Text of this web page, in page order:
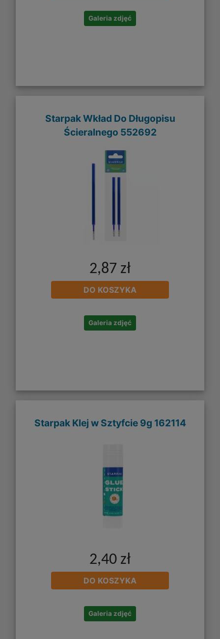
Galeria zdjęć
Starpak Wkład Do Długopisu
Ścieralnego 552692
2,87 zł
DO KOSZYKA
Galeria zdjęć
Starpak Klej w Sztyfcie 9g 162114
2,40 zł
DO KOSZYKA
Galeria zdjęć